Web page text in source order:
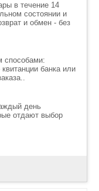
в течение 14
состоянии и
и обмен - без
способами:
банка или
день
отдают выбор